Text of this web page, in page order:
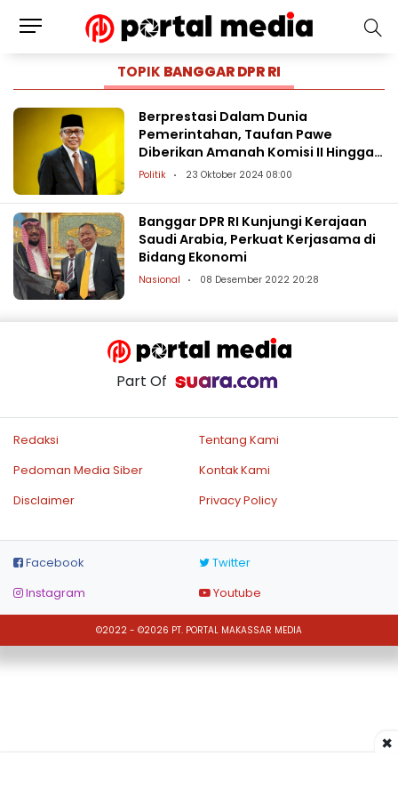
TOPIK BANGGAR DPR RI
Berprestasi Dalam Dunia
Pemerintahan, Taufan Pawe
Diberikan Amanah Komisi II Hingga
Banggar DPR RI
Politik 23 Oktober 2024 08:00
Banggar DPR RI Kunjungi Kerajaan
Saudi Arabia, Perkuat Kerjasama di
Bidang Ekonomi
Nasional 08 Desember 2022 20:28
Part Of
Redaksi
Tentang Kami
Pedoman Media Siber
Kontak Kami
Disclaimer
Privacy Policy
Facebook
Twitter
Instagram
Youtube
©2022 - ©2026 PT. PORTAL MAKASSAR MEDIA
×